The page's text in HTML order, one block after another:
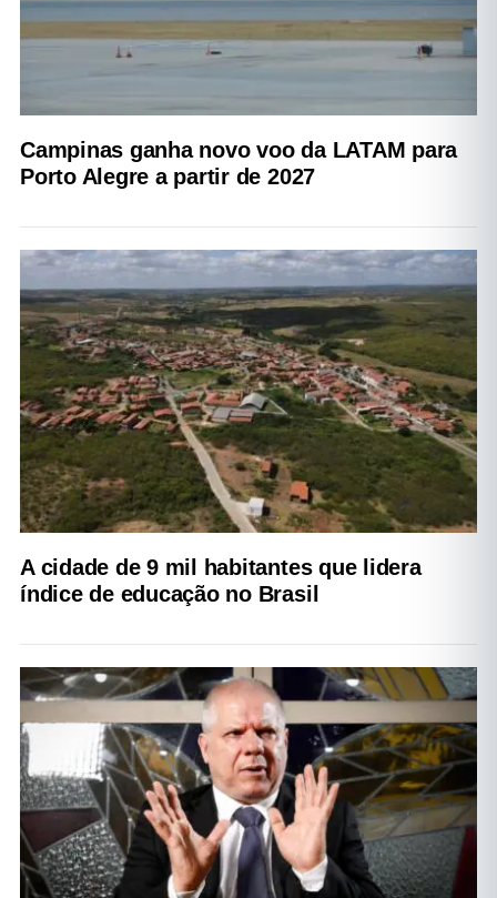
Campinas ganha novo voo da LATAM para
Porto Alegre a partir de 2027
A cidade de 9 mil habitantes que lidera
índice de educação no Brasil